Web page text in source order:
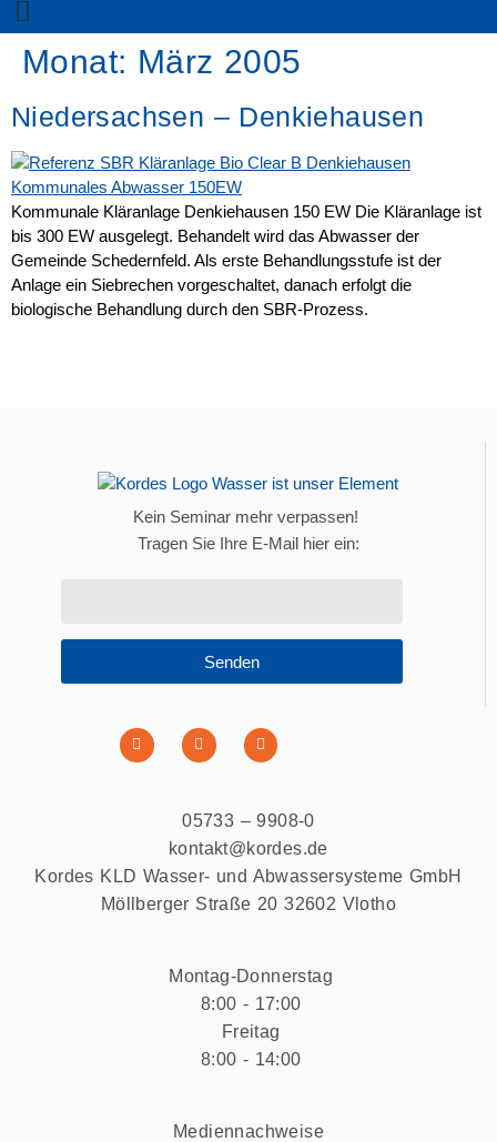
Monat: März 2005
Niedersachsen – Denkiehausen
Kommunale Kläranlage Denkiehausen 150 EW Die Kläranlage ist
bis 300 EW ausgelegt. Behandelt wird das Abwasser der
Gemeinde Schedernfeld. Als erste Behandlungsstufe ist der
Anlage ein Siebrechen vorgeschaltet, danach erfolgt die
biologische Behandlung durch den SBR-Prozess.
Kein Seminar mehr verpassen!
Tragen Sie Ihre E-Mail hier ein:
Senden
05733 – 9908-0
kontakt@kordes.de
Kordes KLD Wasser- und Abwassersysteme GmbH
Möllberger Straße 20 32602 Vlotho
Montag-Donnerstag
8:00 - 17:00
Freitag
8:00 - 14:00
Mediennachweise